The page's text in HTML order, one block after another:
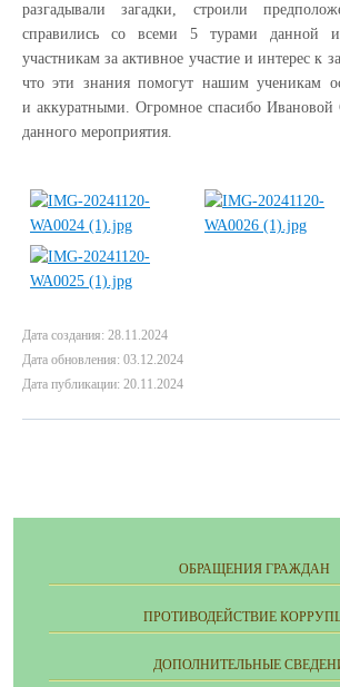
разгадывали загадки, строили
справились со всеми 5 турами данной
участникам за активное участие и интерес к
что эти знания помогут нашим ученикам
и аккуратными. Огромное спасибо
данного мероприятия.
Дата создания: 28.11.2024
Дата обновления: 03.12.2024
Дата публикации: 20.11.2024
ОБРАЩЕНИЯ ГРАЖДАН
ПРОТИВОДЕЙСТВИЕ
ДОПОЛНИТЕЛЬНЫЕ